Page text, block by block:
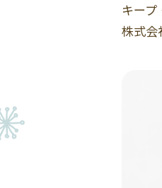
キープ
株式会